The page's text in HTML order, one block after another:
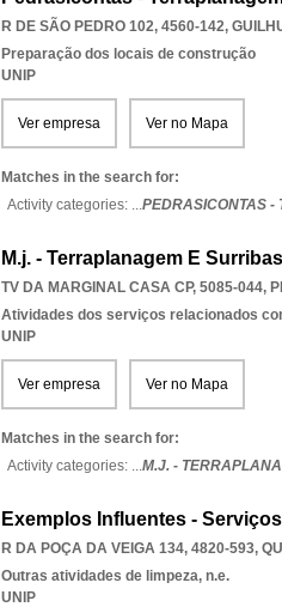
R DE SÃO PEDRO 102, 4560-142,
Preparação dos locais de construção
UNIP
Ver empresa Ver no Mapa
Matches in the search for:
Activity categories: ...PEDRASICONTAS -
M.j. - Terraplanagem E
TV DA MARGINAL CASA CP, 5085-044,
Atividades dos serviços relacionados
UNIP
Ver empresa Ver no Mapa
Matches in the search for:
Activity categories: ...M.J. -
Exemplos Influentes -
R DA POÇA DA VEIGA 134, 4820-593,
Outras atividades de limpeza, n.e.
UNIP